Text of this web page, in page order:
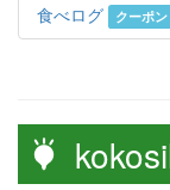
食べログ クーポン